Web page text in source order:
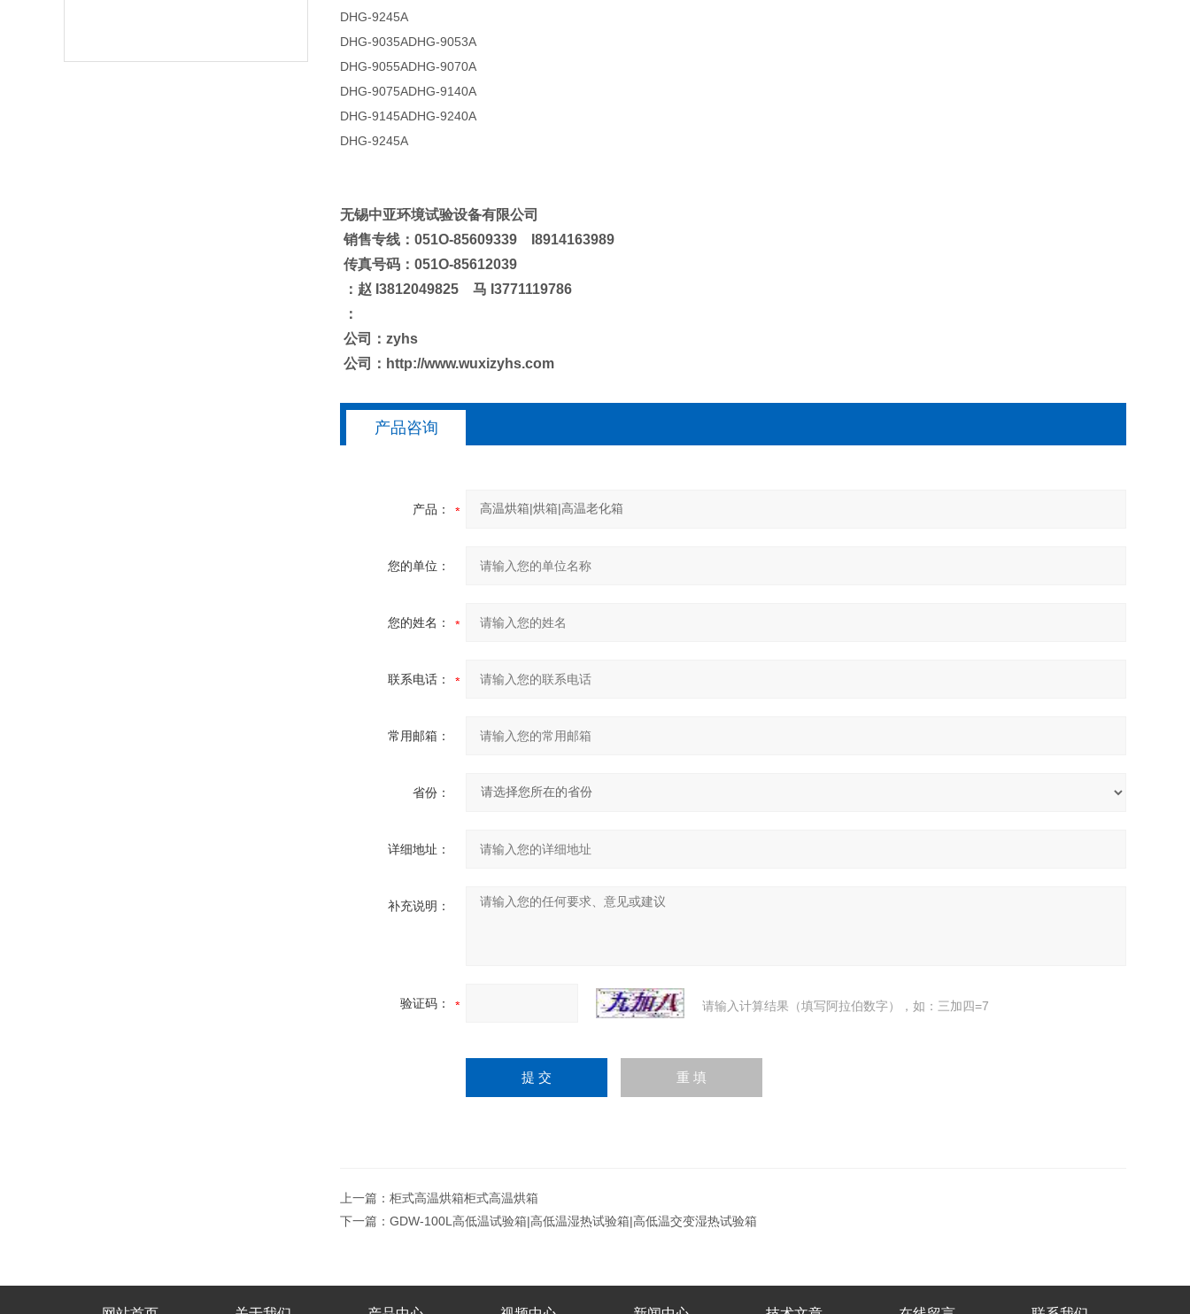
DHG-9245A
DHG-9035ADHG-9053A
DHG-9055ADHG-9070A
DHG-9075ADHG-9140A
DHG-9145ADHG-9240A
DHG-9245A
无锡中亚环境试验设备有限公司
销售专线：051O-85609339 I8914163989
传真号码：051O-85612039
：赵 I3812049825 马 I3771119786
：
公司： zyhs
公司： http://www.wuxizyhs.com
产品咨询
产品：
您的单位：
您的姓名：
联系电话：
常用邮箱：
省份：
详细地址：
补充说明：
验证码： 请输入计算结果（填写阿拉伯数字），如：三加四=7
上一篇： 柜式高温烘箱柜式高温烘箱
下一篇： GDW-100L高低温试验箱|高低温湿热试验箱|高低温交变湿热试验箱